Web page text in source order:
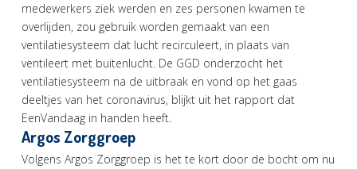
medewerkers ziek werden en zes personen kwamen te
overlijden, zou gebruik worden gemaakt van een
ventilatiesysteem dat lucht recirculeert, in plaats van
ventileert met buitenlucht. De GGD onderzocht het
ventilatiesysteem na de uitbraak en vond op het gaas
deeltjes van het coronavirus, blijkt uit het rapport dat
EenVandaag in handen heeft.
Argos Zorggroep
Volgens Argos Zorggroep is het te kort door de bocht om nu